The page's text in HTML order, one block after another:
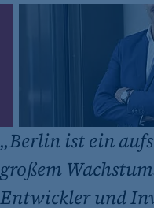
„Berlin ist ein
großem
Entwickler und